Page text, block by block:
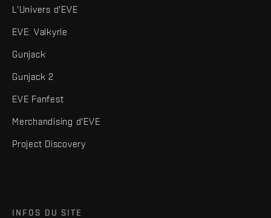
L'Univers d'EVE
EVE: Valkyrie
Gunjack
Gunjack 2
EVE Fanfest
Merchandising d'EVE
Project Discovery
INFOS DU SITE